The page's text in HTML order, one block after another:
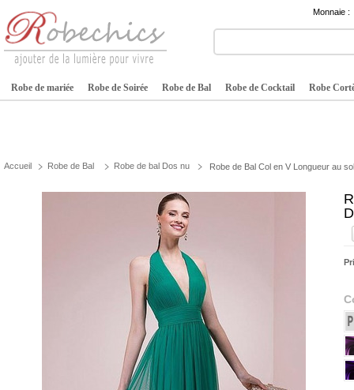
Monnaie :
Robe de mariée Robe de Soirée Robe de Bal Robe de Cocktail Robe
Accueil Robe de Bal Robe de bal Dos nu Robe de Bal Col en V Longueur au